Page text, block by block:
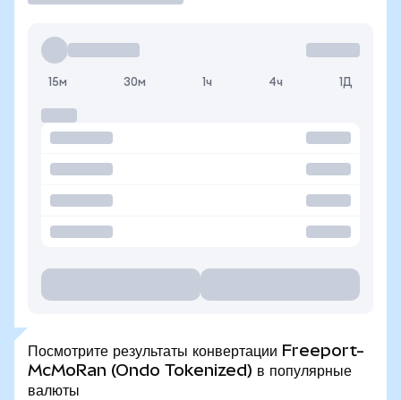
15м 30м 1ч 4ч 1Д
Посмотрите результаты конвертации Freeport-
McMoRan (Ondo Tokenized) в популярные
валюты